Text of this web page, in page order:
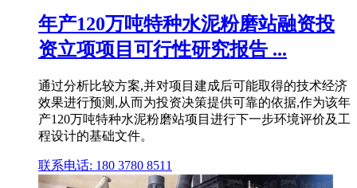
年产120万吨特种水泥粉磨站融资投
资立项项目可行性研究报告 ...
通过分析比较方案,并对项目建成后可能取得的技术经济
效果进行预测,从而为投资决策提供可靠的依据,作为该年
产120万吨特种水泥粉磨站项目进行下一步环境评价及工
程设计的基础文件。
联系电话: 180 3780 8511